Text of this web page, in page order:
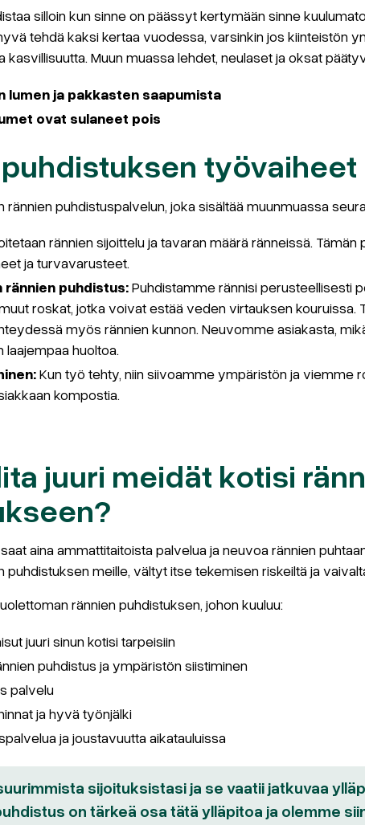
silloin kun sinne on päässyt kertymään sinne
tehdä kaksi kertaa vuodessa, varsinkin jos kiinteistön
kasvillisuutta. Muun muassa lehdet, neulaset ja oksat
lumen ja pakkasten saapumista
ovat sulaneet pois
puhdistuksen työvaiheet
rännien puhdistuspalvelun, joka sisältää muunmuassa
rännien sijoittelu ja tavaran määrä ränneissä. Tämän
ja turvavarusteet.
rännien puhdistus:Puhdistamme rännisi perusteellisesti
roskat, jotka voivat estää veden virtauksen kouruissa.
myös rännien kunnon. Neuvomme asiakasta,
laajempaa huoltoa.
Kun työ tehty, niin siivoamme ympäristön ja viemme
kompostia.
juuri meidät kotisi
aina ammattitaitoista palvelua ja neuvoa rännien
puhdistuksen meille, vältyt itse tekemisen riskeiltä ja
rännien puhdistuksen, johon kuuluu:
juuri sinun kotisi tarpeisiin
puhdistus ja ympäristön siistiminen
palvelu
ja hyvä työnjälki
ja joustavuutta aikatauluissa
sijoituksistasi ja se vaatii jatkuvaa
on tärkeä osa tätä ylläpitoa ja olemme